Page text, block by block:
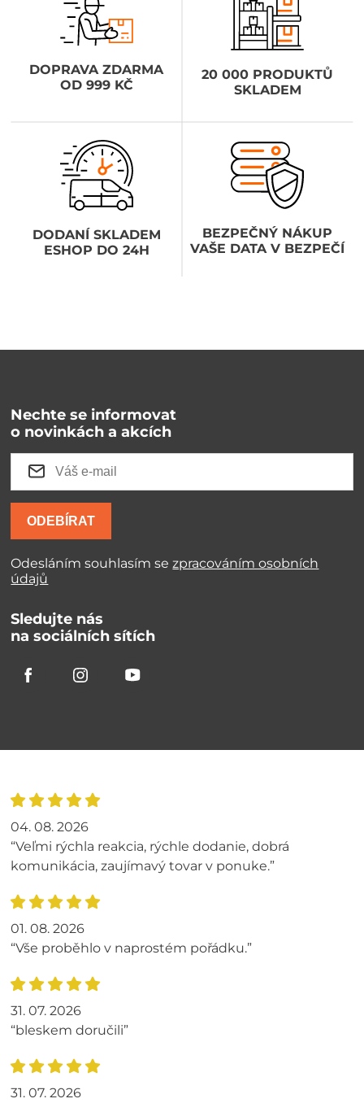
DOPRAVA ZDARMA
OD 999 KČ
20 000 PRODUKTŮ
SKLADEM
DODANÍ SKLADEM
ESHOP DO 24H
BEZPEČNÝ NÁKUP
VAŠE DATA V BEZPEČÍ
Nechte se informovat
o novinkách a akcích
ODEBÍRAT
Odesláním souhlasím sezpracováním osobních
údajů
Sledujte nás
na sociálních sítích
04. 08. 2026
“Veľmi rýchla reakcia, rýchle dodanie, dobrá
komunikácia, zaujímavý tovar v ponuke.”
01. 08. 2026
“Vše proběhlo v naprostém pořádku.”
31. 07. 2026
“bleskem doručili”
31. 07. 2026